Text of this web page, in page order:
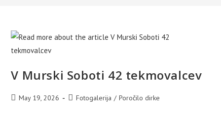
V Murski Soboti 42 tekmovalcev
PostMay 19, 2026
PostFotogalerija / Poročilo dirke